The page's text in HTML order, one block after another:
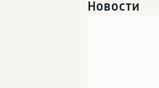
Новости